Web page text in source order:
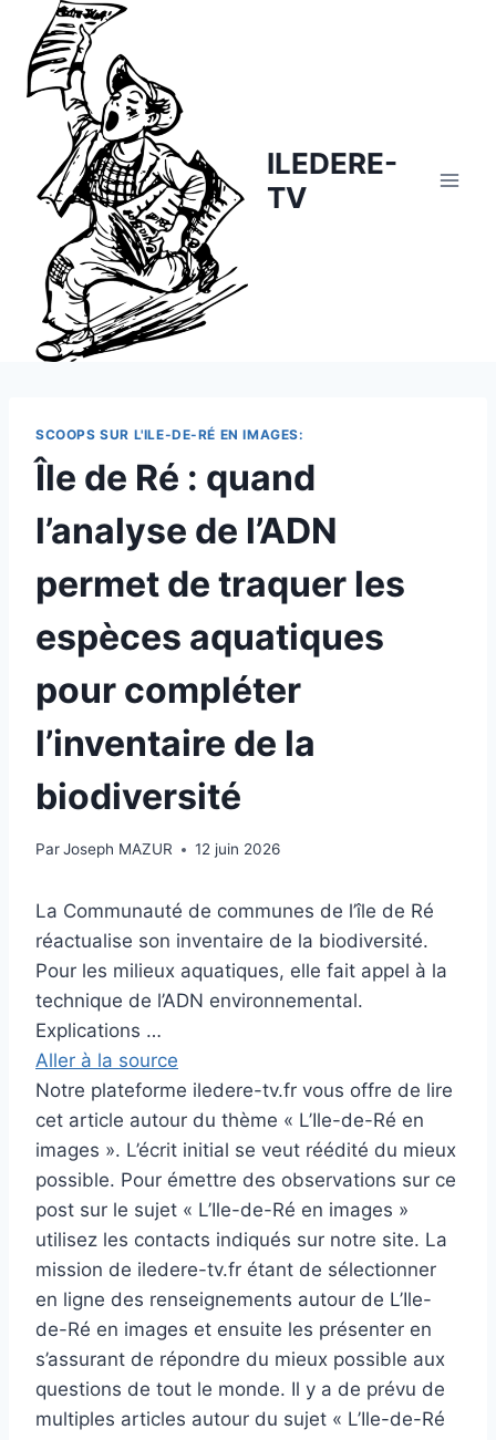
content
ILEDERE-
TV
SCOOPS SUR L'ILE-DE-RÉ EN IMAGES:
Île de Ré : quand
l’analyse de l’ADN
permet de traquer les
espèces aquatiques
pour compléter
l’inventaire de la
biodiversité
ParJoseph MAZUR 12 juin 2026
La Communauté de communes de l’île de Ré
réactualise son inventaire de la biodiversité.
Pour les milieux aquatiques, elle fait appel à la
technique de l’ADN environnemental.
Explications …
Aller à la source
Notre plateforme iledere-tv.fr vous offre de lire
cet article autour du thème « L’Ile-de-Ré en
images ». L’écrit initial se veut réédité du mieux
possible. Pour émettre des observations sur ce
post sur le sujet « L’Ile-de-Ré en images »
utilisez les contacts indiqués sur notre site. La
mission de iledere-tv.fr étant de sélectionner
en ligne des renseignements autour de L’Ile-
de-Ré en images et ensuite les présenter en
s’assurant de répondre du mieux possible aux
questions de tout le monde. Il y a de prévu de
multiples articles autour du sujet « L’Ile-de-Ré